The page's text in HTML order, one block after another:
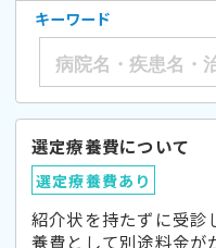
キーワード
選定療養費について
選定療養費あり
紹介状を持たずに受診
養費として別途料金が